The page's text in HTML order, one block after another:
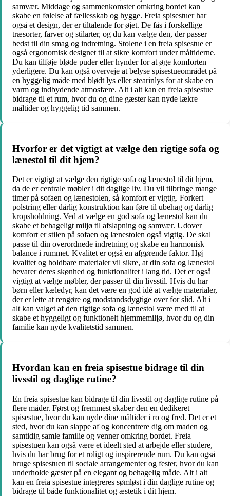
samvær. Middage og sammenkomster omkring bordet kan
skabe en følelse af fællesskab og hygge. Freia spisestuer har
også et design, der er tiltalende for øjet. De fås i forskellige
træsorter, farver og stilarter, og du kan vælge den, der passer
bedst til din smag og indretning. Stolene i en freia spisestue er
også ergonomisk designet til at sikre komfort under måltiderne.
Du kan tilføje bløde puder eller hynder for at øge komforten
yderligere. Du kan også overveje at belyse spisestueområdet på
en hyggelig måde med blødt lys eller stearinlys for at skabe en
varm og indbydende atmosfære. Alt i alt kan en freia spisestue
bidrage til et rum, hvor du og dine gæster kan nyde lækre
måltider og hyggelig tid sammen.
Hvorfor er det vigtigt at vælge den rigtige sofa og
lænestol til dit hjem?
Det er vigtigt at vælge den rigtige sofa og lænestol til dit hjem,
da de er centrale møbler i dit daglige liv. Du vil tilbringe mange
timer på sofaen og lænestolen, så komfort er vigtig. Forkert
polstring eller dårlig konstruktion kan føre til ubehag og dårlig
kropsholdning. Ved at vælge en god sofa og lænestol kan du
skabe et behageligt miljø til afslapning og samvær. Udover
komfort er stilen på sofaen og lænestolen også vigtig. De skal
passe til din overordnede indretning og skabe en harmonisk
balance i rummet. Kvalitet er også en afgørende faktor. Høj
kvalitet og holdbare materialer vil sikre, at din sofa og lænestol
bevarer deres skønhed og funktionalitet i lang tid. Det er også
vigtigt at vælge møbler, der passer til din livsstil. Hvis du har
børn eller kæledyr, kan det være en god idé at vælge materialer,
der er lette at rengøre og modstandsdygtige over for slid. Alt i
alt kan valget af den rigtige sofa og lænestol være med til at
skabe et hyggeligt og funktionelt hjemmemiljø, hvor du og din
familie kan nyde kvalitetstid sammen.
Hvordan kan en freia spisestue bidrage til din
livsstil og daglige rutine?
En freia spisestue kan bidrage til din livsstil og daglige rutine på
flere måder. Først og fremmest skaber den en dedikeret
spisestue, hvor du kan nyde dine måltider i ro og fred. Det er et
sted, hvor du kan slappe af og koncentrere dig om maden og
samtidig samle familie og venner omkring bordet. Freia
spisestuen kan også være et ideelt sted at arbejde eller studere,
hvis du har brug for et roligt og inspirerende rum. Du kan også
bruge spisestuen til sociale arrangementer og fester, hvor du kan
underholde gæster på en elegant og behagelig måde. Alt i alt
kan en freia spisestue integreres sømløst i din daglige rutine og
bidrage til både funktionalitet og æstetik i dit hjem.